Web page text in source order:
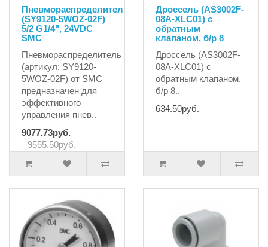
Пневмораспределитель
(SY9120-5WOZ-02F)
5/2 G1/4", 24VDC
SMC
Пневмораспределитель
(артикул: SY9120-
5WOZ-02F) от SMC
предназначен для
эффективного
управления пнев..
9077.73руб.
9555.50руб.
Дроссель (AS3002F-
08A-XLC01) с
обратным
клапаном, б/р 8
Дроссель (AS3002F-
08A-XLC01) с
обратным клапаном,
б/р 8..
634.50руб.